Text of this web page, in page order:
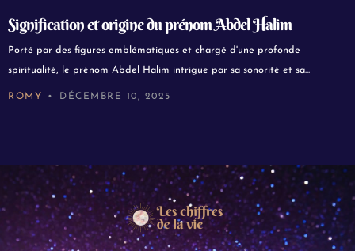
Signification et origine du prénom Abdel Halim
Porté par des figures emblématiques et chargé d'une profonde
spiritualité, le prénom Abdel Halim intrigue par sa sonorité et sa...
ROMY DÉCEMBRE 10, 2025